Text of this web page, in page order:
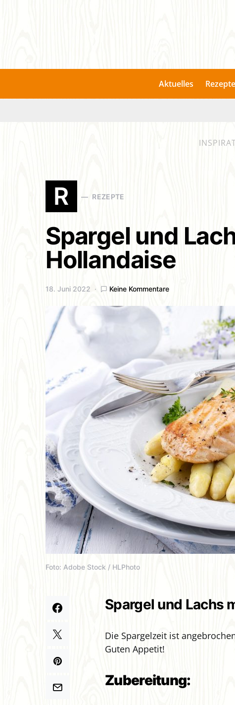
Aktuelles Rezepte
R REZEPTE
Spargel und
Hollandaise
18. Juni 2022 Keine Kommentare
Foto: Adobe Stock / HLPhoto
Spargel und Lachs
Die Spargelzeit ist
Guten Appetit!
Zubereitung: